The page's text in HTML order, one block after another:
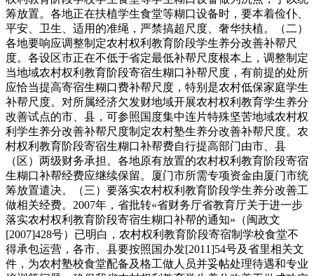
筹放置。各地正在扶植学生食堂等糊口设备时，要本着俭仆、
平安、卫生、适用的准绳，严禁搞超尺度、奢华扶植。（二）
各地要响应调整制定农村权利教育阶段学生养分改善补帮尺
度。各设区市正在不低于省定最低补帮尺度根本上，调整制定
当地域农村权利教育阶段寄宿生糊口补帮尺度，有前提的处所
应恰当提高寄宿生糊口费补帮尺度，特别是农村低保家庭学生
补帮尺度。对所属经济欠发财地域开展农村权利教育学生养分
改善试点的市、县，可参照国度集中连片特殊坚苦地域农村权
利学生养分改善补帮尺度制定农村塾生养分改善补帮尺度。农
村权利教育阶段寄宿生糊口补帮费自行提高部门由市、县
（区）两级财务承担。各地原有放置的农村权利教育阶段寄宿
生糊口补帮经费应继续保留。厦门市所需专项资金由厦门市统
筹放置遣决。（三）要落实农村权利教育阶段学生养分改善工
做相关经费。2007年，省批转«省财务厅省教育厅关于进一步
落实农村权利教育阶段寄宿生糊口补帮的通知»（闽政文
[2007]428号）已明白，农村权利教育阶段寄宿制学校食堂不
得承包运营，各市、县要按照国办发[2011]54号及省里相关文
件，为农村塾校食堂配备及格工做人员并妥帖处理待遇和专业